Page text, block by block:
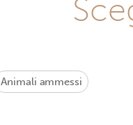
Animali ammessi